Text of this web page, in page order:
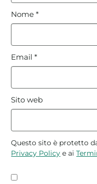
Nome*
Email*
Sito web
Questo sito è protetto
Privacy Policy e ai